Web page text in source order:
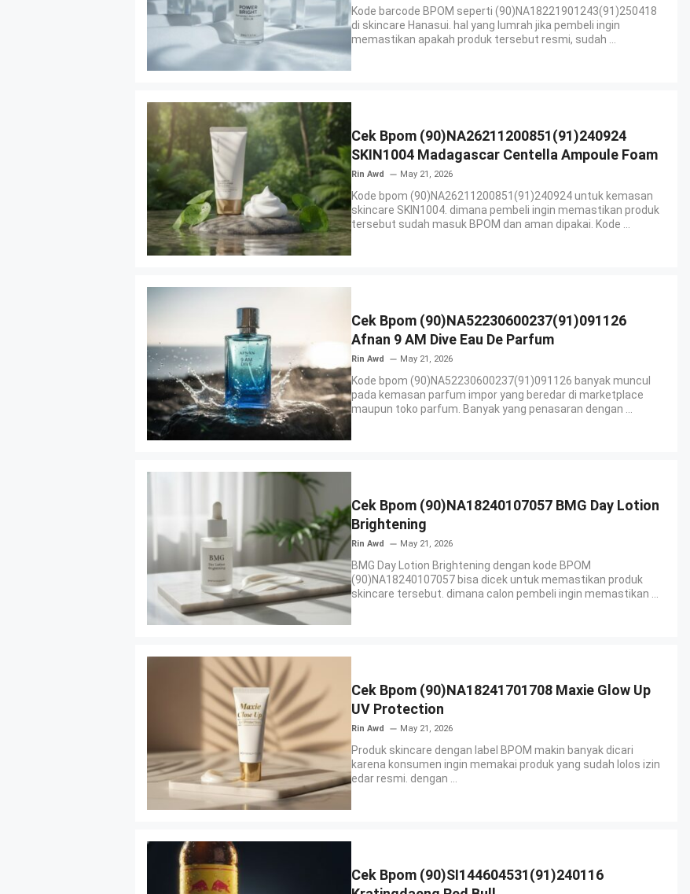
Kode barcode BPOM seperti (90)NA18221901243(91)250418
di skincare Hanasui. hal yang lumrah jika pembeli ingin
memastikan apakah produk tersebut resmi, sudah ...
Cek Bpom (90)NA26211200851(91)240924
SKIN1004 Madagascar Centella Ampoule Foam
Rin Awd May 21, 2026
Kode bpom (90)NA26211200851(91)240924 untuk kemasan
skincare SKIN1004. dimana pembeli ingin memastikan produk
tersebut sudah masuk BPOM dan aman dipakai. Kode ...
Cek Bpom (90)NA52230600237(91)091126
Afnan 9 AM Dive Eau De Parfum
Rin Awd May 21, 2026
Kode bpom (90)NA52230600237(91)091126 banyak muncul
pada kemasan parfum impor yang beredar di marketplace
maupun toko parfum. Banyak yang penasaran dengan ...
Cek Bpom (90)NA18240107057 BMG Day Lotion
Brightening
Rin Awd May 21, 2026
BMG Day Lotion Brightening dengan kode BPOM
(90)NA18240107057 bisa dicek untuk memastikan produk
skincare tersebut. dimana calon pembeli ingin memastikan ...
Cek Bpom (90)NA18241701708 Maxie Glow Up
UV Protection
Rin Awd May 21, 2026
Produk skincare dengan label BPOM makin banyak dicari
karena konsumen ingin memakai produk yang sudah lolos izin
edar resmi. dengan ...
Cek Bpom (90)SI144604531(91)240116